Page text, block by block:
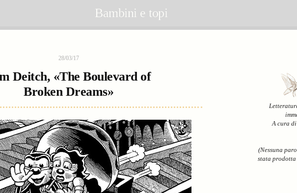
Bambini e topi
28/03/17
Deitch, «The Boulevard of
Broken Dreams»
A cura di
(Nessuna
stata